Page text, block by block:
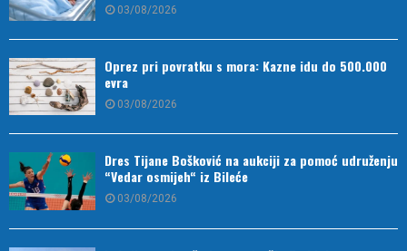
03/08/2026
Oprez pri povratku s mora: Kazne idu do 500.000
evra
03/08/2026
Dres Tijane Bošković na aukciji za pomoć udruženju
“Vedar osmijeh“ iz Bileće
03/08/2026